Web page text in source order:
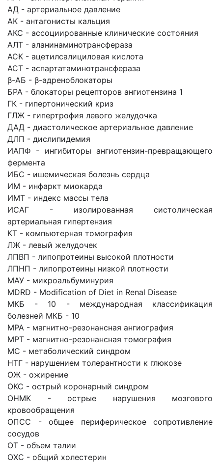
АД - артериальное давление
АК - антагонисты кальция
АКС - ассоциированные клинические состояния
АЛТ - аланинаминотрансфераза
АСК - ацетилсалициловая кислота
ACT - аспартатаминотрансфераза
β-АБ - β-адреноблокаторы
БРА - блокаторы рецепторов ангиотензина 1
ГК - гипертонический криз
ГЛЖ - гипертрофия левого желудочка
ДАД - диастолическое артериальное давление
ДЛП - дислипидемия
ИАПФ - ингибиторы ангиотензин-превращающего
фермента
ИБС - ишемическая болезнь сердца
ИМ - инфаркт миокарда
ИМТ - индекс массы тела
ИСАГ - изолированная систолическая
артериальная гипертензия
КТ - компьютерная томография
ЛЖ - левый желудочек
ЛПВП - липопротеины высокой плотности
ЛПНП - липопротеины низкой плотности
МАУ - микроальбуминурия
MDRD - Modification of Diet in Renal Disease
МКБ - 10 - международная классификация
болезней МКБ - 10
МРА - магнитно-резонансная ангиография
МРТ - магнитно-резонансная томография
МС - метаболический синдром
НТГ - нарушением толерантности к глюкозе
ОЖ - ожирение
ОКС - острый коронарный синдром
ОНМК - острые нарушения мозгового
кровообращения
ОПСС - общее периферическое сопротивление
сосудов
ОТ - объем талии
ОХС - общий холестерин